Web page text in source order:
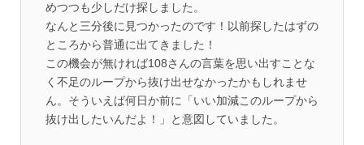
めつつも少しだけ探しました。
なんと三分後に見つかったのです！以前探したはずの
ところから普通に出てきました！
この機会が無ければ108さんの言葉を思い出すことな
く不足のループから抜け出せなかったかもしれませ
ん。そういえば何日か前に「いい加減このループから
抜け出したいんだよ！」と意図していました。